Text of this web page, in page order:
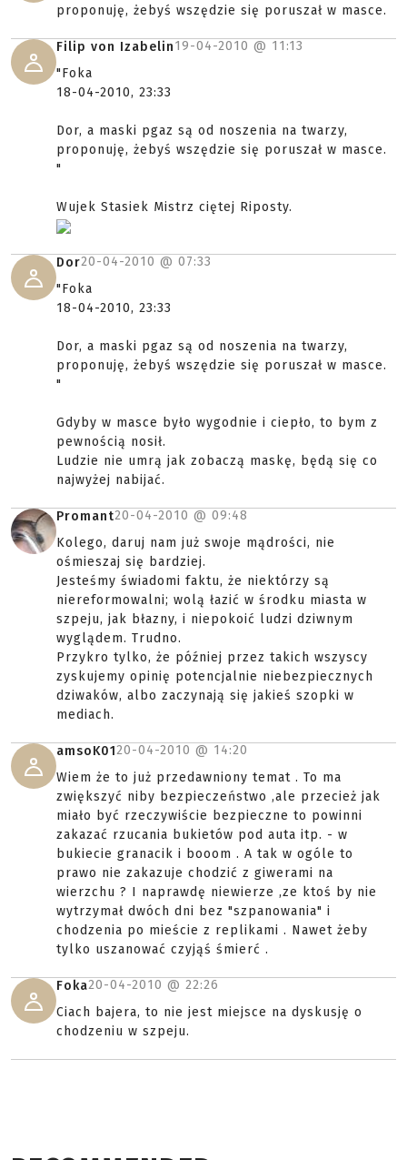
proponuję, żebyś wszędzie się poruszał w masce.
Filip von Izabelin19-04-2010 @ 11:13
"Foka
18-04-2010, 23:33
Dor, a maski pgaz są od noszenia na twarzy,
proponuję, żebyś wszędzie się poruszał w masce.
"
Wujek Stasiek Mistrz ciętej Riposty.
Dor20-04-2010 @ 07:33
"Foka
18-04-2010, 23:33
Dor, a maski pgaz są od noszenia na twarzy,
proponuję, żebyś wszędzie się poruszał w masce.
"
Gdyby w masce było wygodnie i ciepło, to bym z
pewnością nosił.
Ludzie nie umrą jak zobaczą maskę, będą się co
najwyżej nabijać.
Promant20-04-2010 @ 09:48
Kolego, daruj nam już swoje mądrości, nie
ośmieszaj się bardziej.
Jesteśmy świadomi faktu, że niektórzy są
niereformowalni; wolą łazić w środku miasta w
szpeju, jak błazny, i niepokoić ludzi dziwnym
wyglądem. Trudno.
Przykro tylko, że później przez takich wszyscy
zyskujemy opinię potencjalnie niebezpiecznych
dziwaków, albo zaczynają się jakieś szopki w
mediach.
amsoK0120-04-2010 @ 14:20
Wiem że to już przedawniony temat . To ma
zwiększyć niby bezpieczeństwo ,ale przecież jak
miało być rzeczywiście bezpieczne to powinni
zakazać rzucania bukietów pod auta itp. - w
bukiecie granacik i booom . A tak w ogóle to
prawo nie zakazuje chodzić z giwerami na
wierzchu ? I naprawdę niewierze ,ze ktoś by nie
wytrzymał dwóch dni bez "szpanowania" i
chodzenia po mieście z replikami . Nawet żeby
tylko uszanować czyjąś śmierć .
Foka20-04-2010 @ 22:26
Ciach bajera, to nie jest miejsce na dyskusję o
chodzeniu w szpeju.